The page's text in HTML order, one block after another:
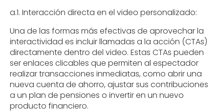
a.1. Interacción directa en el video personalizado:
Una de las formas más efectivas de aprovechar la
interactividad es incluir llamadas a la acción (CTAs)
directamente dentro del video. Estas CTAs pueden
ser enlaces clicables que permiten al espectador
realizar transacciones inmediatas, como abrir una
nueva cuenta de ahorro, ajustar sus contribuciones
a un plan de pensiones o invertir en un nuevo
producto financiero.